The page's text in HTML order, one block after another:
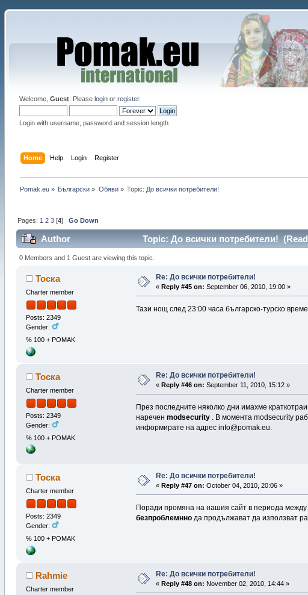
Welcome, Guest. Please loginor register.
Login with username, password and session length
Home Help Login Register
Pomak.eu» Български » Oбяви» Topic: До всички потребители!
Pages: 1 2 3[4] Go Down
Author Topic: До всички потребители!
0 Members and 1 Guest are viewing this topic.
Тоска
Charter member
Posts: 2349
Gender:
% 100 + POMAK
Re: До всички потребители!
« Reply #45 on: September 06, 2010, 19:00 »
Тази нощ след 23:00 часа българско-турско
Тоска
Charter member
Posts: 2349
Gender:
% 100 + POMAK
Re: До всички потребители!
« Reply #46 on: September 11, 2010, 15:12 »
През последните няколко дни имахме
нареченmodsecurity . В момента modsecurity
информирате на адрес info@pomak.eu.
Тоска
Charter member
Posts: 2349
Gender:
% 100 + POMAK
Re: До всички потребители!
« Reply #47 on: October 04, 2010, 20:06 »
Поради промяна на нашия сайт в периода между
безпроблемнно да продължават да използват
Rahmie
Charter member
Re: До всички потребители!
« Reply #48 on: November 02, 2010, 14:44 »